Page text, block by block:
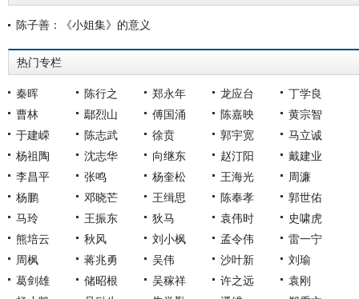
陈子善：《小姐集》的意义
热门专栏
秦晖 陈行之 郑永年 龙应台
丁学良
曹林
鄢烈山 傅国涌 陈嘉映
黄宗智
于建嵘
陈志武 徐贲 郭宇宽
马立诚
杨祖陶
沈志华 向继东 赵汀阳
戴建业
李昌平
张鸣 杨奎松 王海光
周濂
杨鹏
邓晓芒 王缉思 陈奉孝
郭世佑
马玲
王振东 狄马 袁伟时
史啸虎
熊培云
秋风 刘小枫 孟令伟
雷一宁
周枫
蒋兆勇 吴伟 沙叶新
刘瑜
葛剑雄
储昭根 吴稼祥 许之远
袁刚